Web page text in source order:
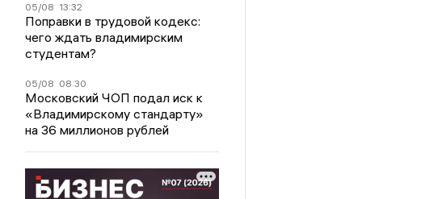
05/08 13:32
Поправки в трудовой кодекс:
чего ждать владимирским
студентам?
05/08 08:30
Московский ЧОП подал иск к
«Владимирскому стандарту»
на 36 миллионов рублей